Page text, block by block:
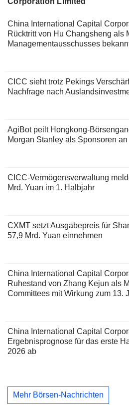
China International Capital
Rücktritt von Hu Changsheng als
Managementausschusses
CICC sieht trotz Pekings
Nachfrage nach
AgiBot peilt Hongkong-
Morgan Stanley als Sponsoren an
CICC-Vermögensverwaltung
Mrd. Yuan im 1. Halbjahr
CXMT setzt Ausgabepreis für
57,9 Mrd. Yuan einnehmen
China International Capital
Ruhestand von Zhang Kejun als
Committees mit Wirkung zum 13.
China International Capital
Ergebnisprognose für das erste
2026 ab
Mehr Börsen-Nachrichten